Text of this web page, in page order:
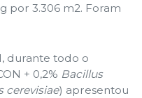
por 3.306 m2. Foram
durante todo o
+ 0,2% Bacillus
cerevisiae) apresentou